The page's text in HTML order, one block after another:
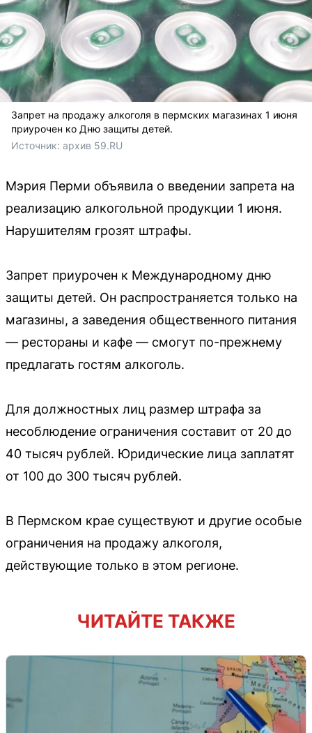
Запрет на продажу алкоголя в пермских магазинах 1 июня
приурочен ко Дню защиты детей.
Источник: архив 59.RU
Мэрия Перми объявила о введении запрета на
реализацию алкогольной продукции 1 июня.
Нарушителям грозят штрафы.
Запрет приурочен к Международному дню
защиты детей. Он распространяется только на
магазины, а заведения общественного питания
— рестораны и кафе — смогут по-прежнему
предлагать гостям алкоголь.
Для должностных лиц размер штрафа за
несоблюдение ограничения составит от 20 до
40 тысяч рублей. Юридические лица заплатят
от 100 до 300 тысяч рублей.
В Пермском крае существуют и другие особые
ограничения на продажу алкоголя,
действующие только в этом регионе.
ЧИТАЙТЕ ТАКЖЕ